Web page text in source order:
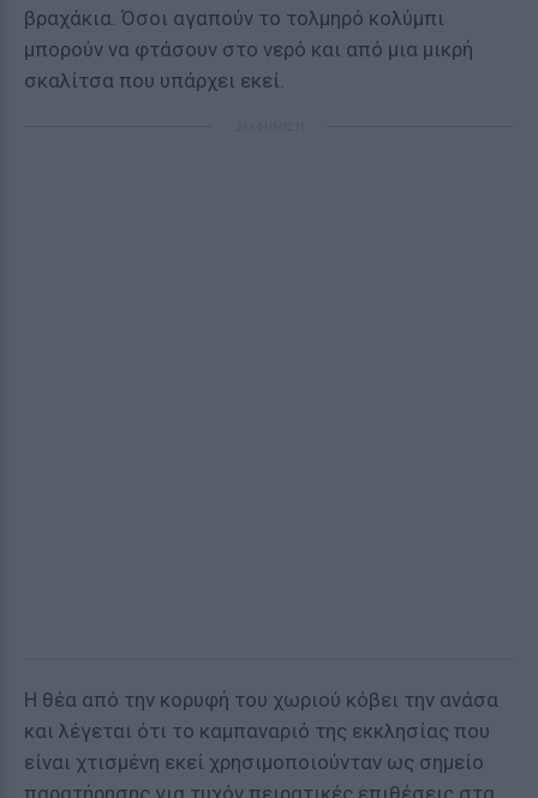
βραχάκια. Όσοι αγαπούν το τολμηρό κολύμπι
μπορούν να φτάσουν στο νερό και από μια μικρή
σκαλίτσα που υπάρχει εκεί.
Η θέα από την κορυφή του χωριού κόβει την ανάσα
και λέγεται ότι το καμπαναριό της εκκλησίας που
είναι χτισμένη εκεί χρησιμοποιούνταν ως σημείο
παρατήρησης για τυχόν πειρατικές επιθέσεις στα